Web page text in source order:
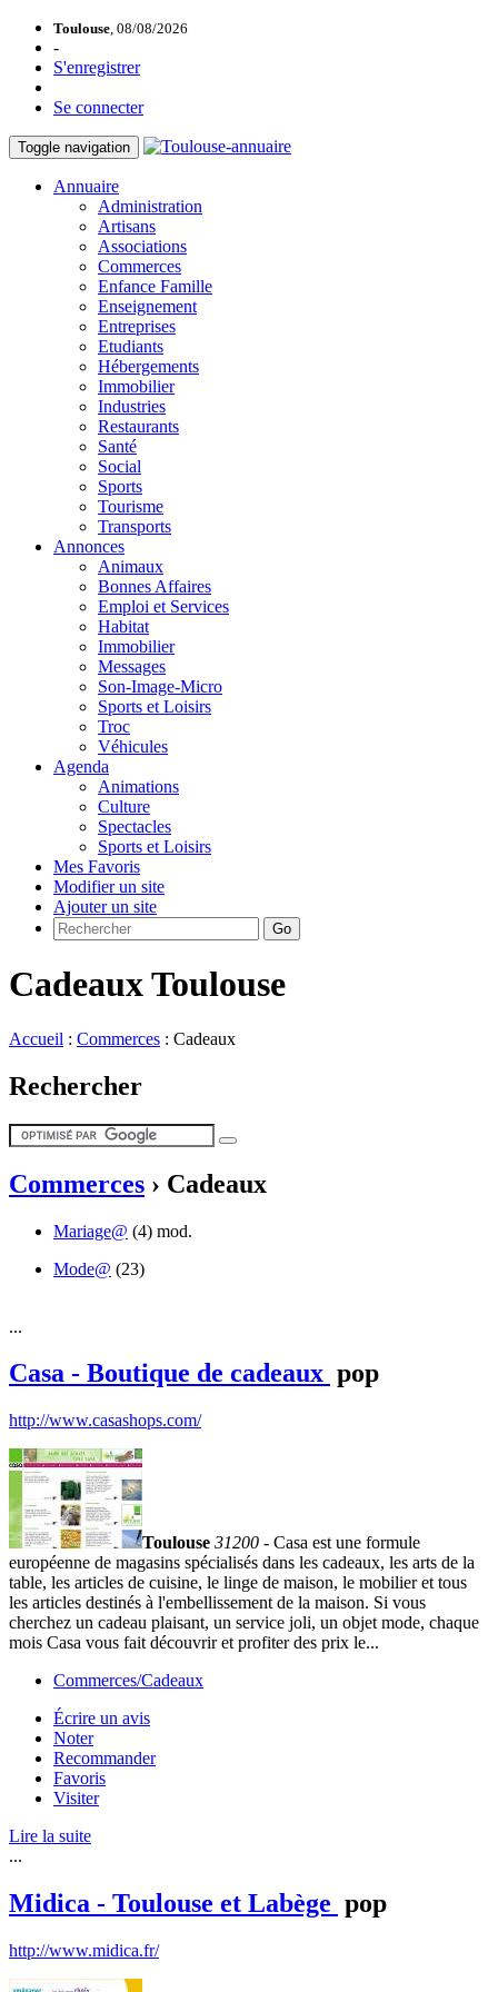
Toulouse, 08/08/2026
-
S'enregistrer
Se connecter
Toggle navigation
Annuaire
Administration
Artisans
Associations
Commerces
Enfance Famille
Enseignement
Entreprises
Etudiants
Hébergements
Immobilier
Industries
Restaurants
Santé
Social
Sports
Tourisme
Transports
Annonces
Animaux
Bonnes Affaires
Emploi et Services
Habitat
Immobilier
Messages
Son-Image-Micro
Sports et Loisirs
Troc
Véhicules
Agenda
Animations
Culture
Spectacles
Sports et Loisirs
Mes Favoris
Modifier un site
Ajouter un site
Go
Cadeaux Toulouse
Accueil : Commerces : Cadeaux
Rechercher
Commerces › Cadeaux
Mariage@ (4) mod.
Mode@ (23)
...
Casa - Boutique de cadeaux pop
http://www.casashops.com/
Toulouse 31200 - Casa est une formule
européenne de magasins spécialisés dans les cadeaux, les arts de la
table, les articles de cuisine, le linge de maison, le mobilier et tous
les articles destinés à l'embellissement de la maison. Si vous
cherchez un cadeau plaisant, un service joli, un objet mode, chaque
mois Casa vous fait découvrir et profiter des prix le...
Commerces/Cadeaux
Écrire un avis
Noter
Recommander
Favoris
Visiter
Lire la suite
...
Midica - Toulouse et Labège pop
http://www.midica.fr/